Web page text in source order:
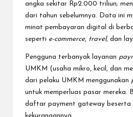
angka sekitar Rp2.000 triliun;
dari tahun sebelumnya. Data ini
minat pembayaran digital di
seperti e-commerce, travel, dan
Pengguna terbanyak layanan
UMKM (usaha mikro, kecil, dan
dari pelaku UMKM menggunakan
untuk memperluas pasar mereka.
daftar payment gateway beserta